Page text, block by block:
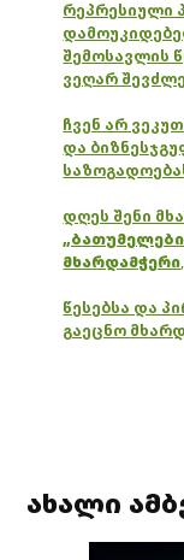
რეპრესიული
შემოსავლის
ვეღარ
ჩვენ არ
და
დღეს შენი
მხარდამჭერი,
წესებსა და
გაეცნო
ახალი